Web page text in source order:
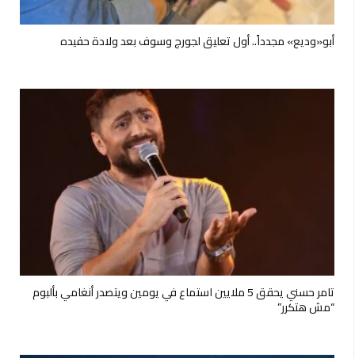
أبو«وديع» مجدداً.. أول تعليق لجورج وسوف بعد ولادة حفيده
تامر حسني يحقق 5 ملايين استماع في يومين ويتصدر أنغامي بألبوم
“مش هتكرر”